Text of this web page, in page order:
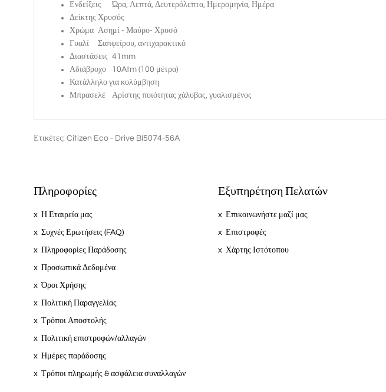
Ενδείξεις
Ώρα, Λεπτά, Δευτερόλεπτα, Ημερομηνία, Ημέρα
Δείκτης Χρυσός
Χρώμα Ασημί - Μαύρο- Χρυσό
Γυαλί
Σαπφείρου, αντιχαρακτικό
Διαστάσεις 41mm
Αδιάβροχο
10Atm (100 μέτρα)
Κατάλληλο για κολύμβηση
Μπρασελέ
Αρίστης ποιότητας χάλυβας, γυαλισμένος
Ετικέτες: Citizen Eco - Drive BI5074-56A
Πληροφορίες
Η Εταιρεία μας
Συχνές Ερωτήσεις (FAQ)
Πληροφορίες Παράδοσης
Προσωπικά Δεδομένα
Όροι Χρήσης
Πολιτική Παραγγελίας
Τρόποι Αποστολής
Πολιτική επιστροφών/αλλαγών
Ημέρες παράδοσης
Τρόποι πληρωμής & ασφάλεια συναλλαγών
Εξυπηρέτηση Πελατών
Επικοινωνήστε μαζί μας
Επιστροφές
Χάρτης Ιστότοπου